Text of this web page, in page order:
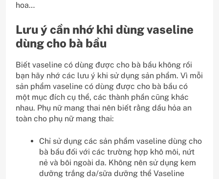
hoa…
Lưu ý cần nhớ khi dùng vaseline
dùng cho bà bầu
Biết vaseline có dùng được cho bà bầu không rồi
bạn hãy nhớ các lưu ý khi sử dụng sản phẩm. Vì mỗi
sản phẩm vaseline có dùng được cho bà bầu có
một mục đích cụ thể, các thành phần cũng khác
nhau. Phụ nữ mang thai nên biết rằng dầu hỏa an
toàn cho phụ nữ mang thai:
Chỉ sử dụng các sản phẩm vaseline dùng cho
bà bầu đối với các trường hợp khô môi, nứt
nẻ và bôi ngoài da. Không nên sử dụng kem
dưỡng trắng da/sữa dưỡng thể Vaseline